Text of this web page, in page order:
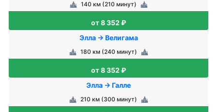
140 км (210 минут)
от 8 352 ₽
Элла → Велигама
180 км (240 минут)
от 8 352 ₽
Элла → Галле
210 км (300 минут)